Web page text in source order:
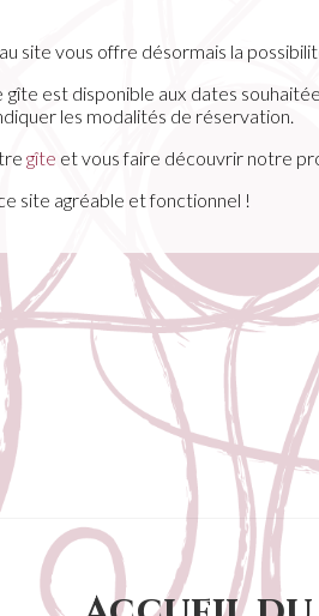
site vous offre désormais la
gîte est disponible aux dates
les modalités de réservation.
gîte et vous faire découvrir notre
site agréable et fonctionnel !